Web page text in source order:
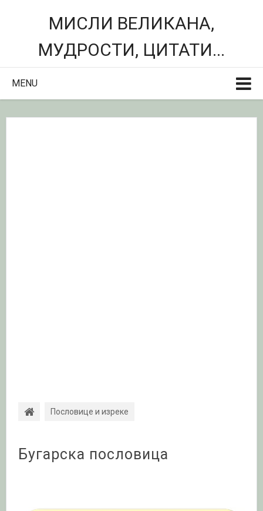
МИСЛИ ВЕЛИКАНА,
МУДРОСТИ, ЦИТАТИ...
MENU
Пословице и изреке
Бугарска пословица